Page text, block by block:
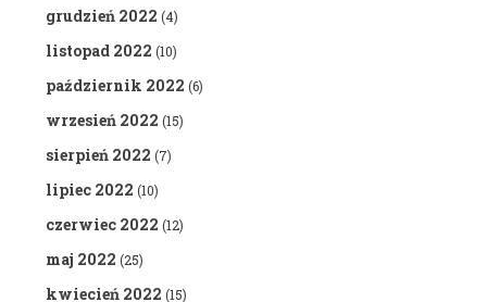
grudzień 2022 (4)
listopad 2022 (10)
październik 2022 (6)
wrzesień 2022 (15)
sierpień 2022 (7)
lipiec 2022 (10)
czerwiec 2022 (12)
maj 2022 (25)
kwiecień 2022 (15)